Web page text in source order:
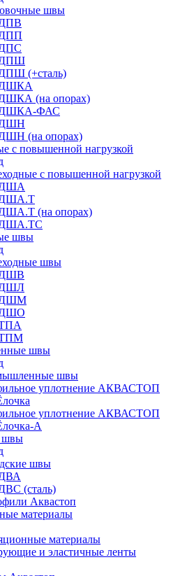
швы
ДПШ
(+сталь)
(на опорах)
ФАС
(на опорах)
с повышенной нагрузкой
с повышенной нагрузкой
(на опорах)
швы
швы
ДШМ
швы
швы
уплотнение АКВАСТОП
уплотнение АКВАСТОП
А
швы
швы
(сталь)
Аквастоп
материалы
материалы
и эластичные ленты